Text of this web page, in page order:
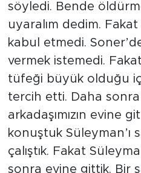
söyledi. Bende
uyaralım dedim.
kabul etmedi.
vermek istemedi.
tüfeği büyük olduğu
tercih etti. Daha
arkadaşımızın evine
konuştuk Süleyman’ı
çalıştık. Fakat
sonra evine gittik. Bir